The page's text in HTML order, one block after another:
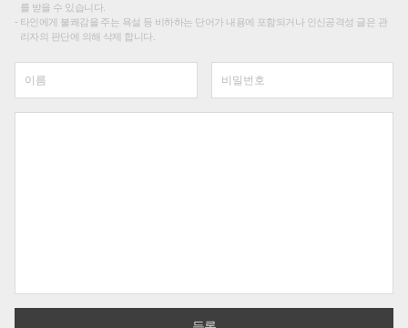
를 받을 수 있습니다.
타인에게 불쾌감을 주는 욕설 등 비하하는 단어가 내용에 포함되거나 인신공격성 글은 관
리자의 판단에 의해 삭제 합니다.